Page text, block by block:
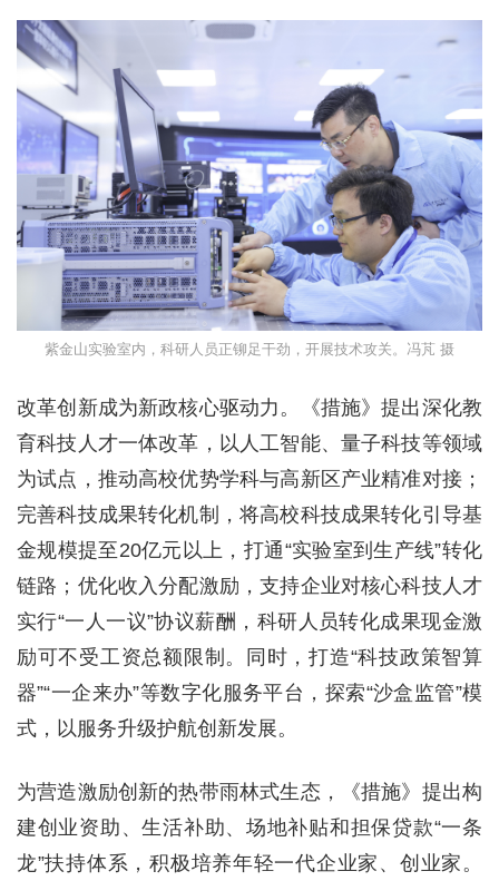
紫金山实验室内，科研人员正铆足干劲，开展技术攻关。冯芃 摄
改革创新成为新政核心驱动力。《措施》提出深化教
育科技人才一体改革，以人工智能、量子科技等领域
为试点，推动高校优势学科与高新区产业精准对接；
完善科技成果转化机制，将高校科技成果转化引导基
金规模提至20亿元以上，打通“实验室到生产线”转化
链路；优化收入分配激励，支持企业对核心科技人才
实行“一人一议”协议薪酬，科研人员转化成果现金激
励可不受工资总额限制。同时，打造“科技政策智算
器”“一企来办”等数字化服务平台，探索“沙盒监管”模
式，以服务升级护航创新发展。
为营造激励创新的热带雨林式生态，《措施》提出构
建创业资助、生活补助、场地补贴和担保贷款“一条
龙”扶持体系，积极培养年轻一代企业家、创业家。